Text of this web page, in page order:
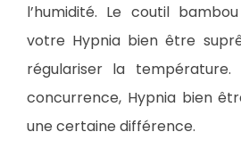
l’humidité. Le coutil
votre Hypnia bien être
régulariser la
concurrence, Hypnia bien
une certaine différence.